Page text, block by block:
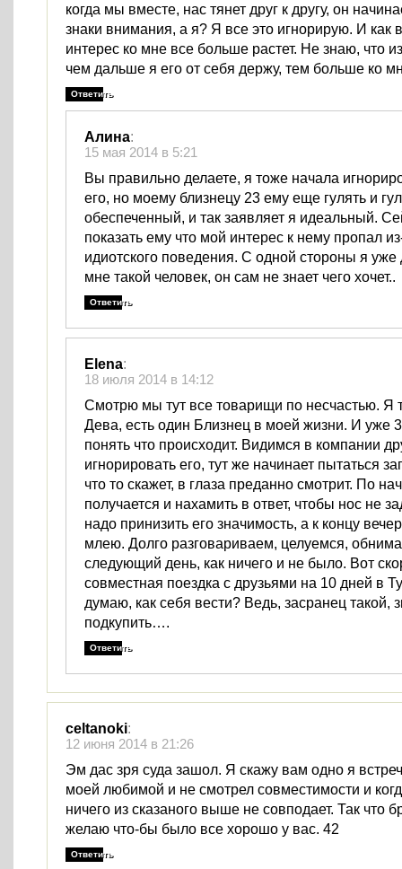
когда мы вместе, нас тянет друг к другу, он
знаки внимания, а я? Я все это игнорирую. И как
интерес ко мне все больше растет. Не знаю, что
чем дальше я его от себя держу, тем больше ко
Ответить
Алина:
15 мая 2014 в 5:21
Вы правильно делаете, я тоже начала
его, но моему близнецу 23 ему еще гулять и
обеспеченный, и так заявляет я идеальный.
показать ему что мой интерес к нему пропал
идиотского поведения. С одной стороны я
мне такой человек, он сам не знает чего хочет..
Ответить
Elena:
18 июля 2014 в 14:12
Смотрю мы тут все товарищи по несчастью. Я
Дева, есть один Близнец в моей жизни. И уже
понять что происходит. Видимся в компании
игнорировать его, тут же начинает пытаться
что то скажет, в глаза преданно смотрит. По
получается и нахамить в ответ, чтобы нос не
надо принизить его значимость, а к концу
млею. Долго разговариваем, целуемся,
следующий день, как ничего и не было. Вот
совместная поездка с друзьями на 10 дней в
думаю, как себя вести? Ведь, засранец такой,
подкупить….
Ответить
celtanoki:
12 июня 2014 в 21:26
Эм дас зря суда зашол. Я скажу вам одно я
моей любимой и не смотрел совместимости и
ничего из сказаного выше не совподает. Так что
желаю что-бы было все хорошо у вас. 42
Ответить